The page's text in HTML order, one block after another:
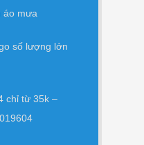
áo mưa
số lượng lớn
chỉ từ 35k –